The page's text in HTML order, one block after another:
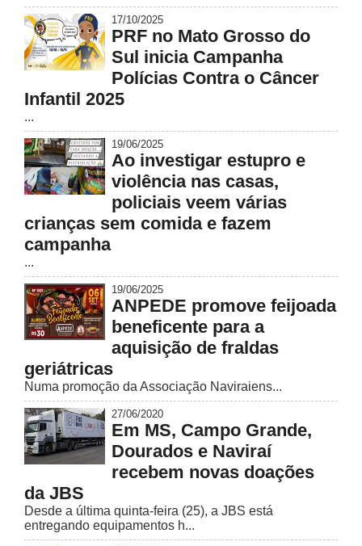
17/10/2025
PRF no Mato Grosso do
Sul inicia Campanha
Polícias Contra o Câncer
Infantil 2025
...
19/06/2025
Ao investigar estupro e
violência nas casas,
policiais veem várias
crianças sem comida e fazem
campanha
...
19/06/2025
ANPEDE promove feijoada
beneficente para a
aquisição de fraldas
geriátricas
Numa promoção da Associação Naviraiens...
27/06/2020
Em MS, Campo Grande,
Dourados e Naviraí
recebem novas doações
da JBS
Desde a última quinta-feira (25), a JBS está
entregando equipamentos h...